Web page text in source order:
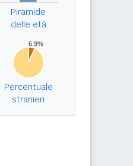
Piramide
delle età
Percentuale
stranieri